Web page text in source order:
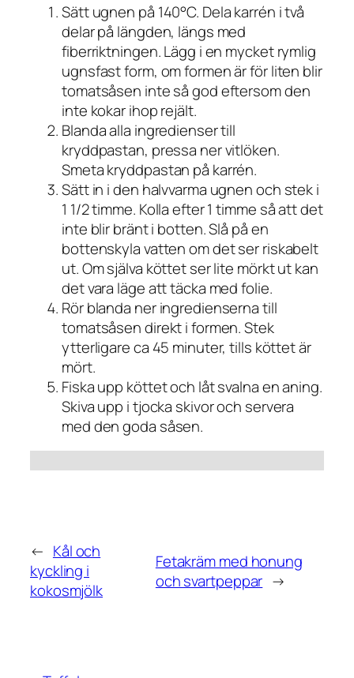
Sätt ugnen på 140°C. Dela karrén i två
delar på längden, längs med
fiberriktningen. Lägg i en mycket rymlig
ugnsfast form, om formen är för liten blir
tomatsåsen inte så god eftersom den
inte kokar ihop rejält.
Blanda alla ingredienser till
kryddpastan, pressa ner vitlöken.
Smeta kryddpastan på karrén.
Sätt in i den halvvarma ugnen och stek i
1 1/2 timme. Kolla efter 1 timme så att det
inte blir bränt i botten. Slå på en
bottenskyla vatten om det ser riskabelt
ut. Om själva köttet ser lite mörkt ut kan
det vara läge att täcka med folie.
Rör blanda ner ingredienserna till
tomatsåsen direkt i formen. Stek
ytterligare ca 45 minuter, tills köttet är
mört.
Fiska upp köttet och låt svalna en aning.
Skiva upp i tjocka skivor och servera
med den goda såsen.
← Kål och
kyckling i
kokosmjölk
Fetakräm med honung
och svartpeppar →